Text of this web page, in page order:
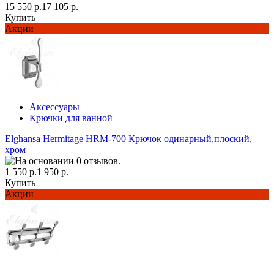
15 550 р.17 105 р.
Купить
Акции
Аксессуары
Крючки для ванной
Elghansa Hermitage HRM-700 Крючок одинарный,плоский,
хром
1 550 р.1 950 р.
Купить
Акции